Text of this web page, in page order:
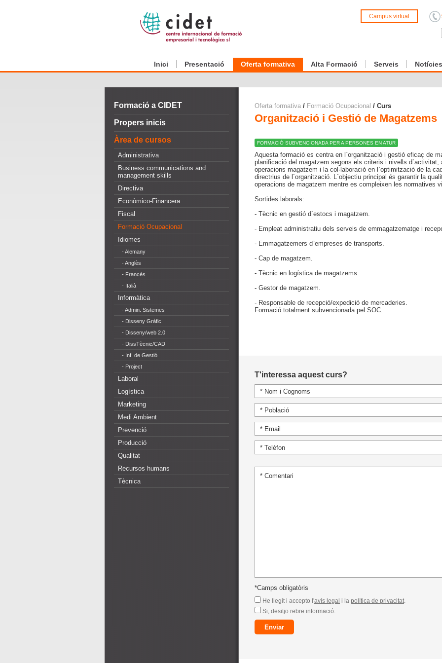
Campus virtual
Inici Presentació Oferta formativa Alta Formació Serveis Notícies
Formació a CIDET
Propers inicis
Àrea de cursos
Administrativa
Business communications and
management skills
Directiva
Econòmico-Financera
Fiscal
Formació Ocupacional
Idiomes
- Alemany
- Anglès
- Francès
- Italià
Informàtica
- Admin. Sistemes
- Disseny Gràfic
- Disseny/web 2.0
- DissTècnic/CAD
- Inf. de Gestió
- Project
Laboral
Logística
Marketing
Medi Ambient
Prevenció
Producció
Qualitat
Recursos humans
Tècnica
Oferta formativa / Formació Ocupacional / Curs
Organització i Gestió de Magatzems
FORMACIÓ SUBVENCIONADA PER A PERSONES EN ATUR
Aquesta formació es centra en l`organització i gestió eficaç de
planificació del magatzem segons els criteris i nivells
operacions magatzem i la col·laboració en l`optimització de la
directrius de l`organització. L`objectiu principal és garantir la
operacions de magatzem mentre es compleixen les normatives
Sortides laborals:
- Tècnic en gestió d`estocs i magatzem.
- Empleat administratiu dels serveis de emmagatzematge i
- Emmagatzemers d`empreses de transports.
- Cap de magatzem.
- Tècnic en logística de magatzems.
- Gestor de magatzem.
- Responsable de recepció/expedició de mercaderies.
Formació totalment subvencionada pel SOC.
T'interessa aquest curs?
*Camps obligatòris
He llegit i accepto l'avís legal i la política de privacitat.
Si, desitjo rebre informació.